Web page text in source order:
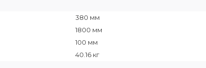
380 мм
1800 мм
100 мм
40.16 кг